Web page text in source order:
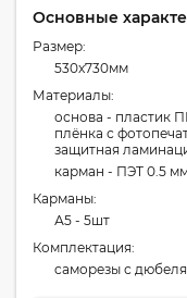
Основные
Размер:
530x730мм
Материалы:
основа - пластик
плёнка с
защитная
карман - ПЭТ 0.5
Карманы:
А5 - 5шт
Комплектация:
cаморезы с